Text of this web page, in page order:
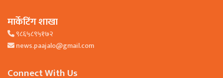
मार्केटिंग शाखा
९८६५८९५१७२
news.paajalo@gmail.com
Connect With Us